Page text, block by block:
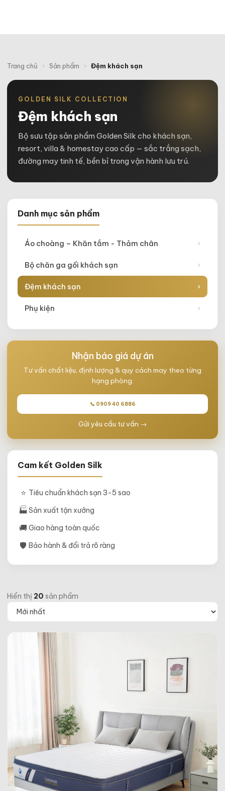
Trang chủ › Sản phẩm › Đệm khách sạn
GOLDEN SILK COLLECTION
Đệm khách sạn
Bộ sưu tập sản phẩm Golden Silk cho khách sạn,
resort, villa & homestay cao cấp — sắc trắng sạch,
đường may tinh tế, bền bỉ trong vận hành lưu trú.
Danh mục sản phẩm
Áo choàng – Khăn tắm - Thảm chân ›
Bộ chăn ga gối khách sạn ›
Đệm khách sạn ›
Phụ kiện ›
Nhận báo giá dự án
Tư vấn chất liệu, định lượng & quy cách may theo từng
hạng phòng.
📞 0909 40 6886
Gửi yêu cầu tư vấn →
Cam kết Golden Silk
⭐ Tiêu chuẩn khách sạn 3-5 sao
🏭Sản xuất tận xưởng
🚚 Giao hàng toàn quốc
🛡 Bảo hành & đổi trả rõ ràng
Hiển thị 20 sản phẩm